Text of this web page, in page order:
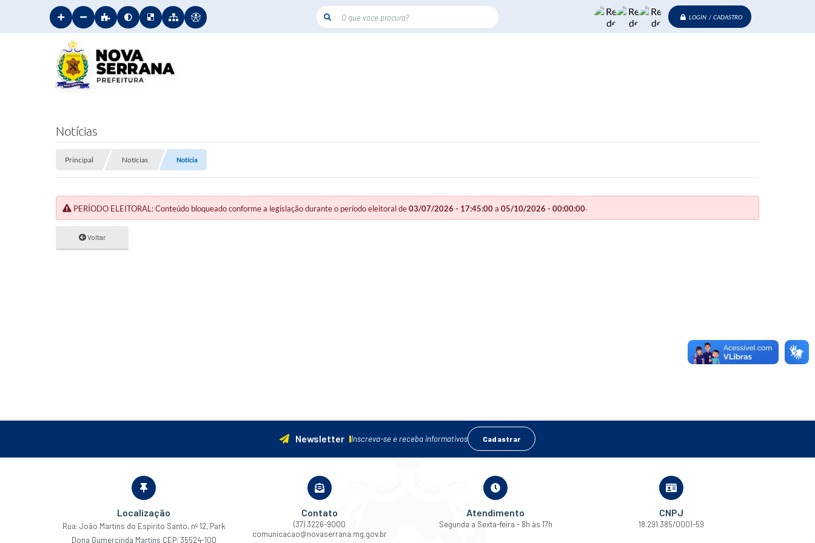
LOGIN / CADASTRO
O que voce procura?
Notícias
Principal Notícias Notícia
PERÍODO ELEITORAL: Conteúdo bloqueado conforme a legislação durante o período eleitoral de03/07/2026 - 17:45:00a 05/10/2026 - 00:00:00.
Voltar
Newsletter Inscreva-se e receba informativos Cadastrar
Localização
Rua: João Martins do Espirito Santo, nº 12, Park
Dona Gumercinda Martins CEP: 35524-100
Contato
(37) 3226-9000
comunicacao@novaserrana.mg.gov.br
Atendimento
Segunda a Sexta-feira - 8h às 17h
CNPJ
18.291.385/0001-59